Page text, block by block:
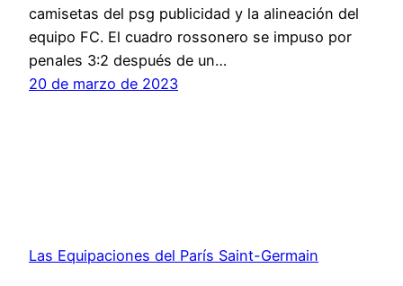
camisetas del psg publicidad y la alineación del
equipo FC. El cuadro rossonero se impuso por
penales 3:2 después de un…
20 de marzo de 2023
Las Equipaciones del París Saint-Germain